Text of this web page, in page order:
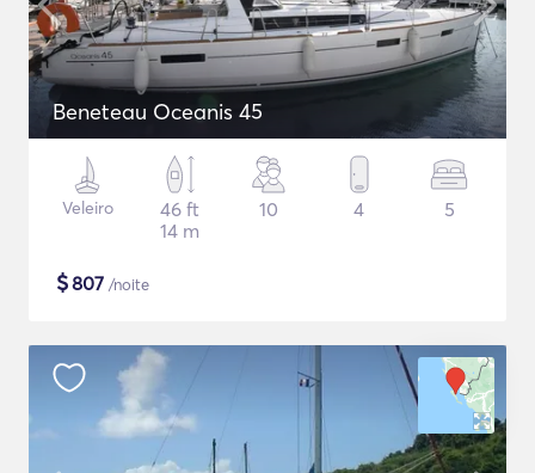
Beneteau Oceanis 45
Veleiro
46 ft
14 m
10 4 5
$807 /noite